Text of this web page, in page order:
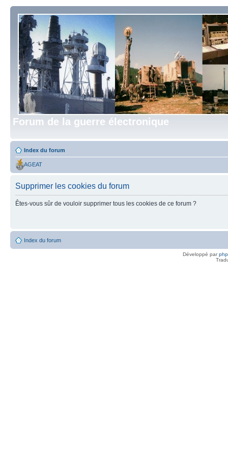
Forum de la guerre électronique
Index du forum
AGEAT
Supprimer les cookies du forum
Êtes-vous sûr de vouloir supprimer tous les cookies de ce forum ?
Index du forum
Développé par